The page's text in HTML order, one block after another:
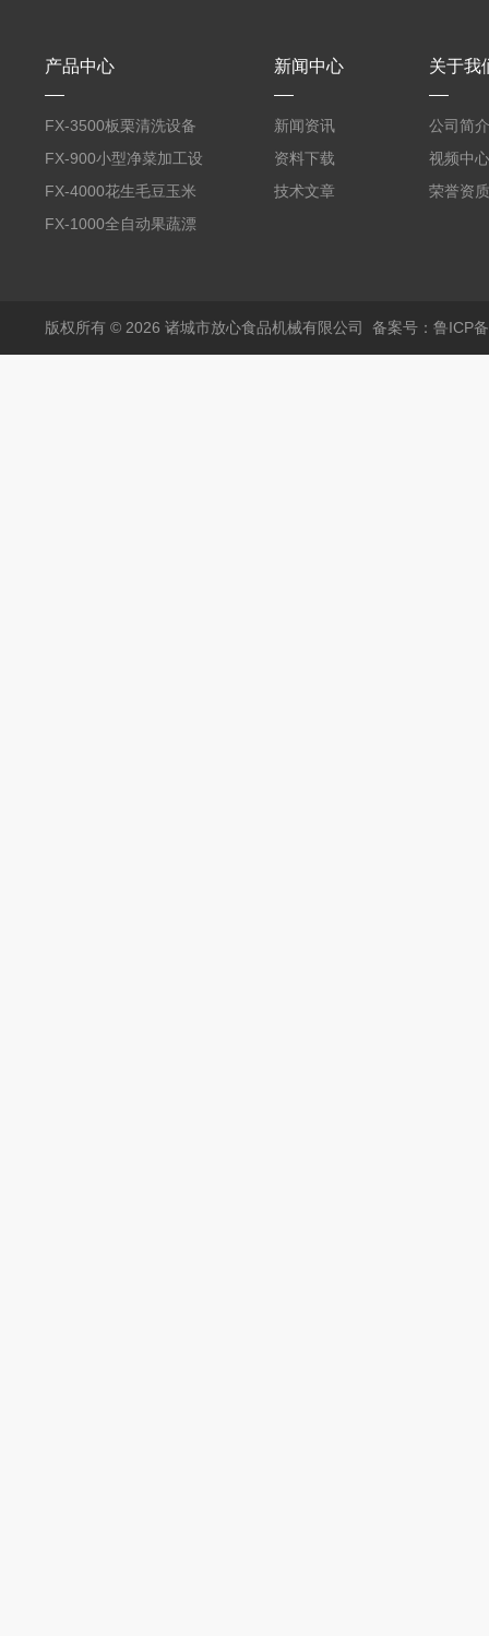
产品中心
FX-3500板栗清洗设备
全自动气泡清洗机
FX-900小型净菜加工设
备野菜清洗机
FX-4000花生毛豆玉米
蒸煮漂烫机
FX-1000全自动果蔬漂
新闻中心
新闻资讯
资料下载
技术文章
关于我
公司简介
视频中心
荣誉资质
版权所有 © 2026 诸城市放心食品机械有限公司 备案号：鲁ICP